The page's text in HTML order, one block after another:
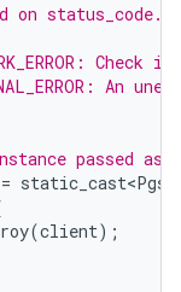
on status_code.
An
passed as
=
(client);